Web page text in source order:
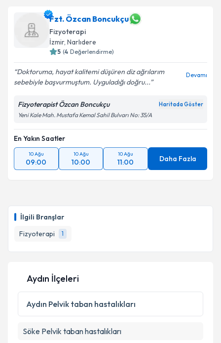
İlgili Branşlar
Fizyoterapi
1
Fzt. Özcan Boncukçu
Fizyoterapi
İzmir, Narlıdere
5 (4 Değerlendirme)
Doktoruma, hayat kalitemi düşüren diz ağrılarım
sebebiyle başvurmuştum. Uyguladığı doğru...
Devamı
Fizyoterapist Özcan Boncukçu Haritada Göster
Yeni Kale Mah. Mustafa Kemal Sahil Bulvarı No: 35/A
En Yakın Saatler
10 Ağu
09:00
10 Ağu
10:00
10 Ağu
11:00 Daha Fazla
Aydın İlçeleri
Aydın Pelvik taban hastalıkları
Söke Pelvik taban hastalıkları